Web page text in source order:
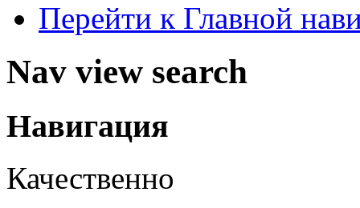
Перейти к Главной
Nav view search
Навигация
Качественно